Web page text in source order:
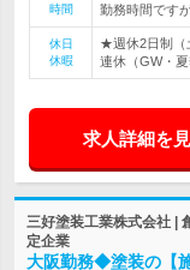
時間
勤務時間です
休日
休暇
★週休2日制（
連休（GW・
求人詳細を
三好塗装工業株式会社 |
定企業
大阪勤務◆塗装の【